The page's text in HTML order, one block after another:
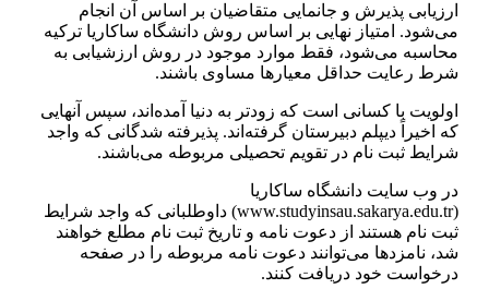
ارزیابی پذیرش و جانمایی متقاضیان بر اساس آن انجام
می‌شود. امتیاز نهایی بر اساس روش دانشگاه ساکاریا ترکیه
محاسبه می‌شود، فقط موارد موجود در روش ارزشیابی به
شرط رعایت حداقل معیارها مساوی باشند.
اولویت با کسانی است که زودتر به دنیا آمده‌اند، سپس آنهایی
که اخیراً دیپلم دبیرستان گرفته‌اند. پذیرفته شدگانی که واجد
شرایط ثبت نام در تقویم تحصیلی مربوطه می‌باشند.
در وب سایت دانشگاه ساکاریا
(www.studyinsau.sakarya.edu.tr) داوطلبانی که واجد شرایط
ثبت نام هستند از دعوت نامه و تاریخ ثبت نام مطلع خواهند
شد، نامزدها می‌توانند دعوت نامه مربوطه را در صفحه
درخواست خود دریافت کنند.